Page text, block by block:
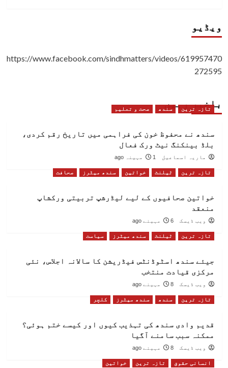
ویڈیو
https://www.facebook.com/sindhmatters/videos/619957470
272595
باخبر رہیں
تازہ ترین سندھ صحت و تعلیم
سندھ نے محفوظ خون کی فراہمی میں تاریخ رقم کردی،
بلڈ بینکنگ نیٹ ورک فعال
ماریہ اسماعیل 1 مہینہ ago
تازہ ترین ٹیلنٹ خواتین سندھ میٹرز صحافت
خواتین صحافیوں کے لیے لیڈرشپ تربیتی ورکشاپ
منعقد
ویب ڈیسک 6 مہینے ago
تازہ ترین ٹیلنٹ سندھ میٹرز سیاست
جیئے سندھ اسٹوڈنٹس فیڈریشن کا سالانہ اجلاس، نئی
مرکزی قیادت منتخب
ویب ڈیسک 8 مہینے ago
تازہ ترین سندھ سندھ میٹرز کلچر
قدیم وادی سندھ کی تہذیب کیوں اور کیسے ختم ہوئی؟
ممکنہ سبب سامنے آگیا
ویب ڈیسک 8 مہینے ago
انسانی حقوق تازہ ترین خواتین